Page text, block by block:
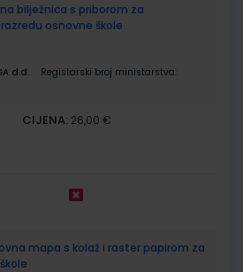
bilježnica s priborom za
osnovne škole
d.d.
Registarski broj ministarstva:
CIJENA: 26,00 €
mapa s kolaž i raster papirom za